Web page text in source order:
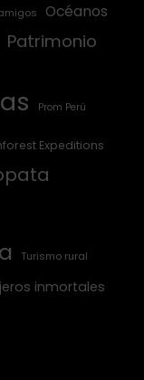
Océanos
Patrimonio
Prom Perú
Expeditions
Turismo rural
inmortales